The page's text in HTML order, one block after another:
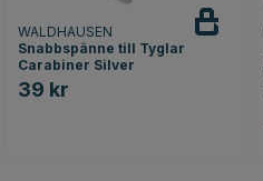
WALDHAUSEN
Snabbspänne till Tyglar
Carabiner Silver
39 kr